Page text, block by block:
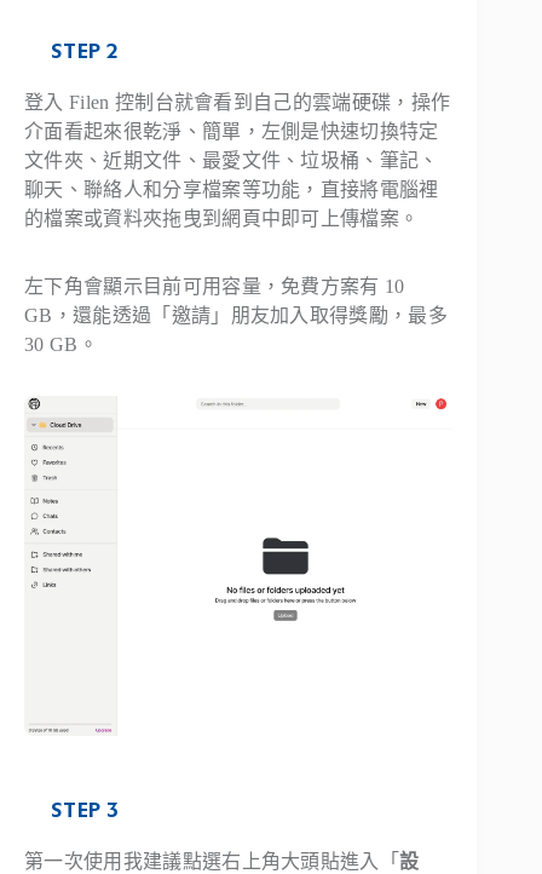
STEP 2
登入 Filen 控制台就會看到自己的雲端硬碟，操作
介面看起來很乾淨、簡單，左側是快速切換特定
文件夾、近期文件、最愛文件、垃圾桶、筆記、
聊天、聯絡人和分享檔案等功能，直接將電腦裡
的檔案或資料夾拖曳到網頁中即可上傳檔案。
左下角會顯示目前可用容量，免費方案有 10
GB，還能透過「邀請」朋友加入取得獎勵，最多
30 GB。
STEP 3
第一次使用我建議點選右上角大頭貼進入「設